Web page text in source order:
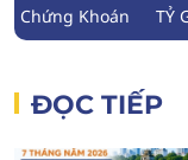
Chứng Khoán
TỶ
ĐỌC TIẾP